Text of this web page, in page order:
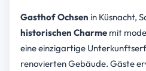
Gasthof Ochsen in Küsnacht,
historischen Charmemit
eine einzigartige
renovierten Gebäude. Gäste